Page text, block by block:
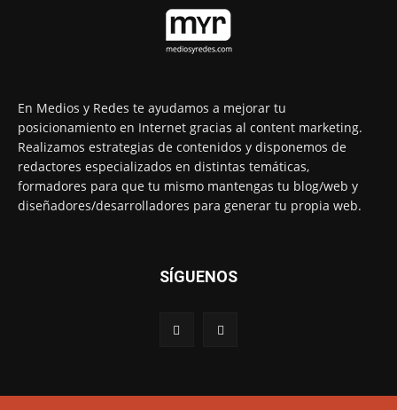
En Medios y Redes te ayudamos a mejorar tu
posicionamiento en Internet gracias al content marketing.
Realizamos estrategias de contenidos y disponemos de
redactores especializados en distintas temáticas,
formadores para que tu mismo mantengas tu blog/web y
diseñadores/desarrolladores para generar tu propia web.
SÍGUENOS